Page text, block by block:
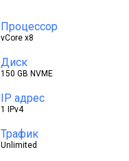
Процессор
vCore x8
Диск
150 GB NVME
IP адрес
1 IPv4
Трафик
Unlimited